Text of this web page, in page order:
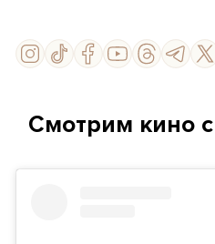
Смотрим кино